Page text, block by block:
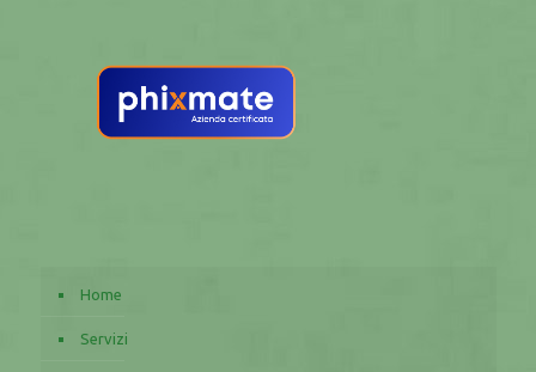
Home
Servizi